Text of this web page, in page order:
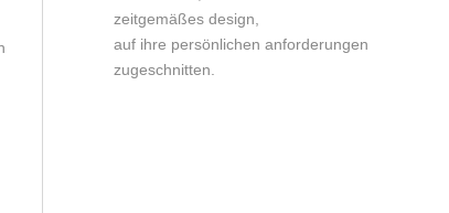
zeitgemäßes design,
auf ihre persönlichen anforderungen
zugeschnitten.